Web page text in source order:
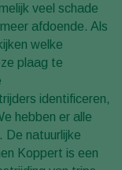
veel schade
afdoende. Als
welke
plaag te
identificeren,
hebben er alle
De natuurlijke
Koppert is een